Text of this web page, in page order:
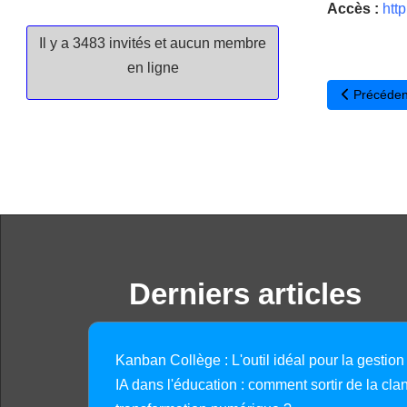
Il y a 3483 invités et aucun membre
en ligne
Accès :
Article
Derniers articles
Kanban Collège : L'outil idéal pour la
IA dans l'éducation : comment sortir de la